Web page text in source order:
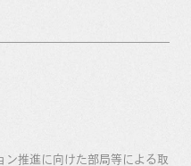
ン推進に向けた部局等による取